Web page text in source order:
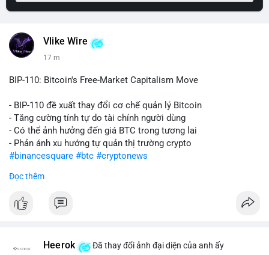
Vlike Wire
17 m
BIP-110: Bitcoin's Free-Market Capitalism Move
- BIP-110 đề xuất thay đổi cơ chế quản lý Bitcoin
- Tăng cường tính tự do tài chính người dùng
- Có thể ảnh hưởng đến giá BTC trong tương lai
- Phản ánh xu hướng tự quản thị trường crypto
#binancesquare #btc #cryptonews
$btc
#vlikevn #titanbot
Đọc thêm
Heerok Đã thay đổi ảnh đại diện của anh ấy